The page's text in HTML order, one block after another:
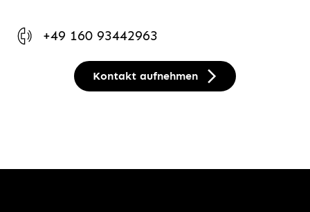
+49 160 93442963
Kontakt aufnehmen